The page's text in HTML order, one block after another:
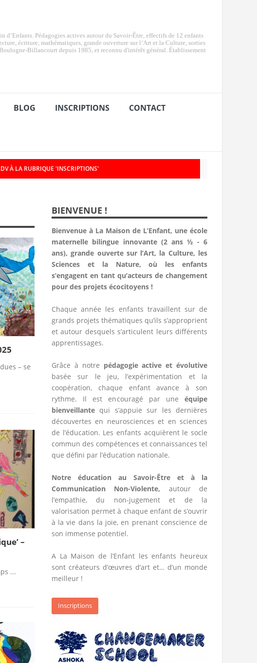
Pédagogies actives autour du Savoir-Être, effectifs de 12 enfants
écriture, mathématiques, grande ouverture sur l’Art et la Culture, sorties
Billancourt depuis 1985, et reconnu d'intérêt général. Établissement
BLOG INSCRIPTIONS CONTACT
À LA RUBRIQUE 'INSCRIPTIONS'
– se
–
...
BIENVENUE !
Bienvenue à La Maison de L’Enfant, une école
maternelle bilingue innovante (2 ans ½ - 6
ans), grande ouverte sur l’Art, la Culture, les
Sciences et la Nature, où les enfants
s’engagent en tant qu’acteurs de changement
pour des projets écocitoyens !
Chaque année les enfants travaillent sur de
grands projets thématiques qu’ils s’approprient
et autour desquels s’articulent leurs différents
apprentissages.
Grâce à notre pédagogie active et évolutive
basée sur le jeu, l’expérimentation et la
coopération, chaque enfant avance à son
rythme. Il est encouragé par une équipe
bienveillante qui s’appuie sur les dernières
découvertes en neurosciences et en sciences
de l’éducation. Les enfants acquièrent le socle
commun des compétences et connaissances tel
que défini par l’éducation nationale.
Notre éducation au Savoir-Être et à la
Communication Non-Violente, autour de
l’empathie, du non-jugement et de la
valorisation permet à chaque enfant de s’ouvrir
à la vie dans la joie, en prenant conscience de
son immense potentiel.
A La Maison de l’Enfant les enfants heureux
sont créateurs d’œuvres d’art et… d’un monde
meilleur !
Inscriptions